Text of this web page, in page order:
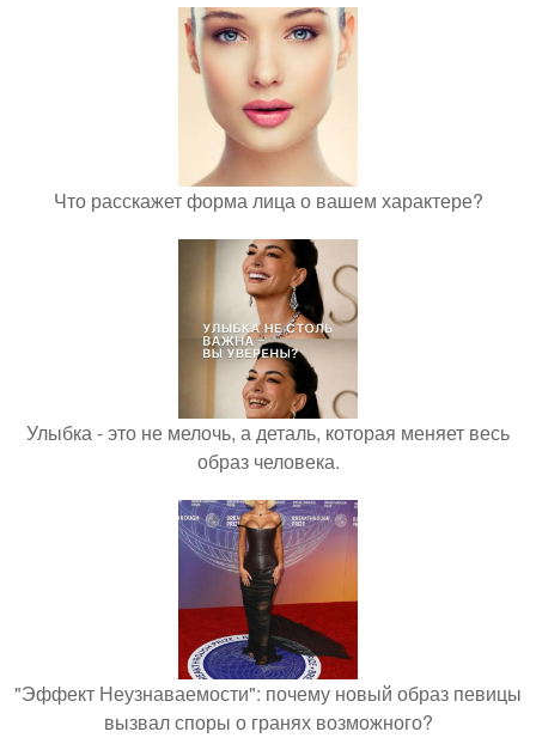
Что расскажет форма лица о вашем характере?
Улыбка - это не мелочь, а деталь, которая меняет весь
образ человека.
"Эффект Неузнаваемости": почему новый образ певицы
вызвал споры о гранях возможного?